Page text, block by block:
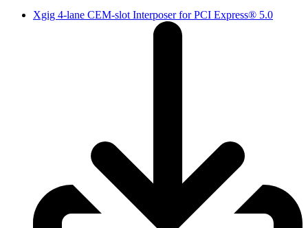
Xgig 4-lane CEM-slot Interposer for PCI Express® 5.0